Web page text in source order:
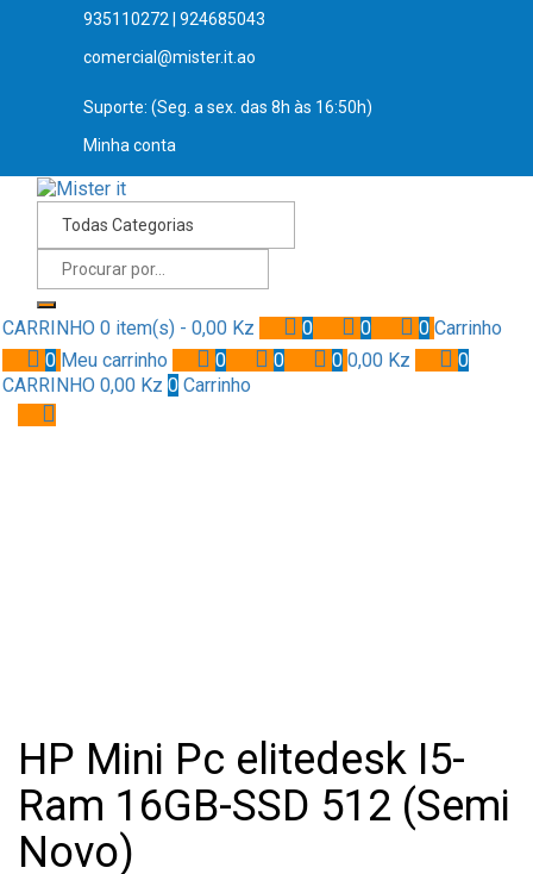
935110272 | 924685043
comercial@mister.it.ao
Suporte: (Seg. a sex. das 8h às 16:50h)
Minha conta
CARRINHO 0 item(s) - 0,00 Kz 0 0 0 Carrinho
0 Meu carrinho 0 0 0 0,00 Kz
0
CARRINHO 0,00 Kz 0 Carrinho
HP Mini Pc elitedesk I5-
Ram 16GB-SSD 512 (Semi
Novo)